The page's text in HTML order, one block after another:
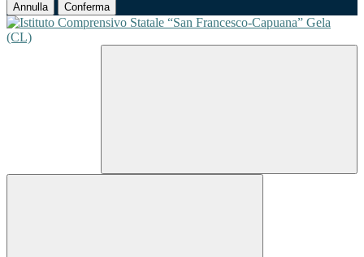
Annulla Conferma